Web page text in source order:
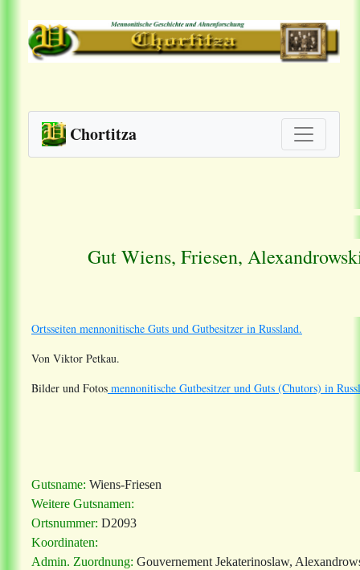
Chortitza
Gut Wiens, Friesen,
Ortsseiten mennonitische Guts und Gutbesitzer in Russland.
Von Viktor Petkau.
Bilder und Fotos mennonitische Gutbesitzer und Guts (Chutors) in
Gutsname: Wiens-Friesen
Weitere Gutsnamen:
Ortsnummer: D2093
Koordinaten:
Admin. Zuordnung: Gouvernement Jekaterinoslaw,